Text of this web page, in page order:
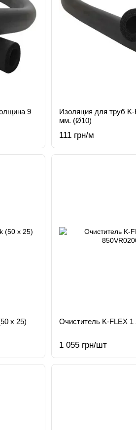
9
Изоляция для труб
мм. (Ø10)
111 грн/м
x 25) Очиститель K-FLEX 1
1 055 грн/шт